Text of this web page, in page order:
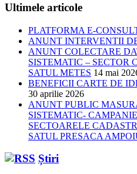
Ultimele articole
PLATFORMA E-
ANUNT INTERVENTII
ANUNT COLECTARE
SISTEMATIC – SECTOR
SATUL METES 14 mai
BENEFICII CARTE DE
30 aprilie 2026
ANUNT PUBLIC
SISTEMATIC-
SECTOARELE
SATUL PRESACA
Știri